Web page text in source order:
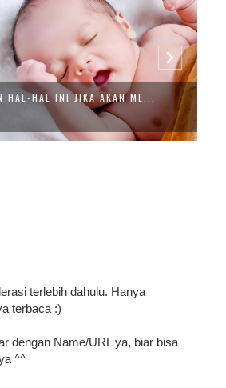
HAL-HAL INI JIKA AKAN ME...
terlebih dahulu. Hanya
terbaca :)
dengan Name/URL ya, biar bisa
^^